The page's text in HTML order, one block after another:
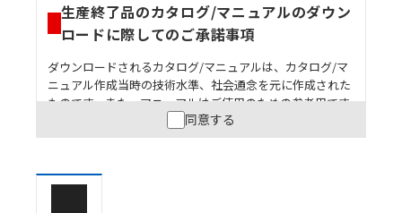
生産終了品のカタログ/マニュアルのダウン
ロードに際してのご承諾事項
ダウンロードされるカタログ/マニュアルは、カタログ/マ
ニュアル作成当時の技術水準、社会通念を元に作成された
ものです。また、マニュアルはご使用のための参考用です
ので、ご使用にあたっての安全性については十分にご配慮
ください。以下の内容をご承諾の上、ご利用ください。
うな用途に使用される場合には、システム全体として
同意する